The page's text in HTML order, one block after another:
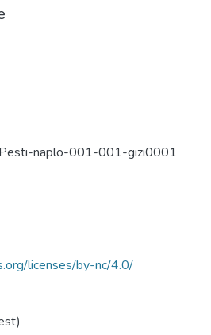
naplo-001-001-gizi0001
licenses/by-nc/4.0/